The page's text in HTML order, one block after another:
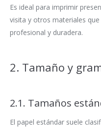
Es ideal para imprimir
visita y otros materiales
profesional y duradera.
2. Tamaño y
2.1. Tamaños
El papel estándar suele